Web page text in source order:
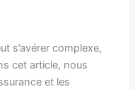
s’avérer complexe,
cet article, nous
et les